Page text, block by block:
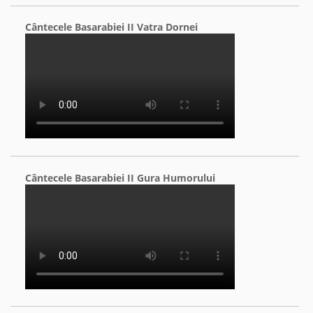
Cântecele Basarabiei II Vatra Dornei
Cântecele Basarabiei II Gura Humorului